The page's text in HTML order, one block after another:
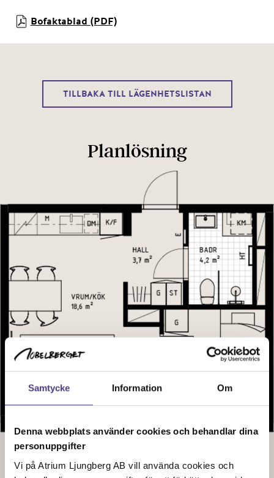
Samtycke Information Om
Denna webbplats använder cookies och behandlar dina
personuppgifter
Vi på Atrium Ljungberg AB vill använda cookies och
Bofaktablad (PDF)
TILLBAKA TILL LÄGENHETSLISTAN
Planlösning